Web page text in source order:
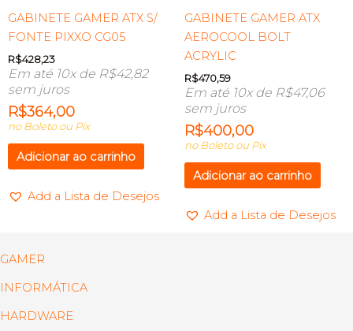
GABINETE GAMER ATX S/
FONTE PIXXO CG05
R$428,23
Em até 10x de R$42,82
sem juros
R$364,00
no Boleto ou Pix
Adicionar ao carrinho
Add a Lista de Desejos
GABINETE GAMER ATX
AEROCOOL BOLT
ACRYLIC
R$470,59
Em até 10x de R$47,06
sem juros
R$400,00
no Boleto ou Pix
Adicionar ao carrinho
Add a Lista de Desejos
GAMER
INFORMÁTICA
HARDWARE